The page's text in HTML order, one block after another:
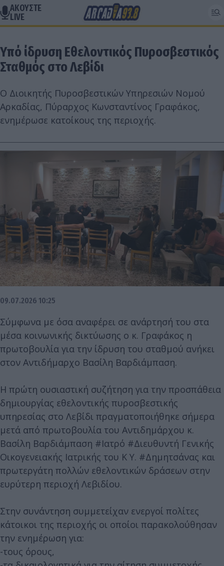
ΑΚΟΥΣΤΕ
LIVE
Υπό ίδρυση Εθελοντικός Πυροσβεστικός
Σταθμός στο Λεβίδι
Ο Διοικητής Πυροσβεστικών Υπηρεσιών Νομού
Αρκαδίας, Πύραρχος Κωνσταντίνος Γραφάκος,
ενημέρωσε κατοίκους της περιοχής.
09.07.2026 10:25
Σύμφωνα με όσα αναφέρει σε ανάρτησή του στα
μέσα κοινωνικής δικτύωσης ο κ. Γραφάκος η
πρωτοβουλία για την ίδρυση του σταθμού ανήκει
στον Αντιδήμαρχο Βασίλη Βαρδιάμπαση.
Η πρώτη ουσιαστική συζήτηση για την προσπάθεια
δημιουργίας εθελοντικής πυροσβεστικής
υπηρεσίας στο Λεβίδι πραγματοποιήθηκε σήμερα
μετά από πρωτοβουλία του Αντιδημάρχου κ.
Βασίλη Βαρδιάμπαση #Ιατρό #Διευθυντή Γενικής
Οικογενειακής Ιατρικής του Κ Υ. #Δημητσάνας και
πρωτεργάτη πολλών εθελοντικών δράσεων στην
ευρύτερη περιοχή Λεβιδίου.
Στην συνάντηση συμμετείχαν ενεργοί πολίτες
κάτοικοι της περιοχής οι οποίοι παρακολούθησαν
την ενημέρωση για:
-τους όρους,